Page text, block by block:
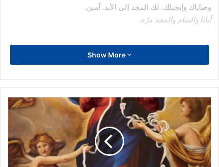
وصاباك وإنجيلك. لك المجد إلى الأبد. آمين.
أبانا والسام والمجد مرّة.
اليوم الثاني:
والجسم. لقد جعل منك الربّ يسوع منارة ساطعة. إنّي ألتجئ إليك
يا مار شربل، يا اناءً طيّب الرائحة، تضرع لأجلنا.
أيّها الإله الرؤوف الذّي شرّف مار شربل بعمل العجائب العظيمة،
تعطّف عليّ وهَبني ما أطلبه بشفاعته، مُجِّدت إلى الأبد. آمين.
أبانا والسلام والمجد. آمين.
Show More